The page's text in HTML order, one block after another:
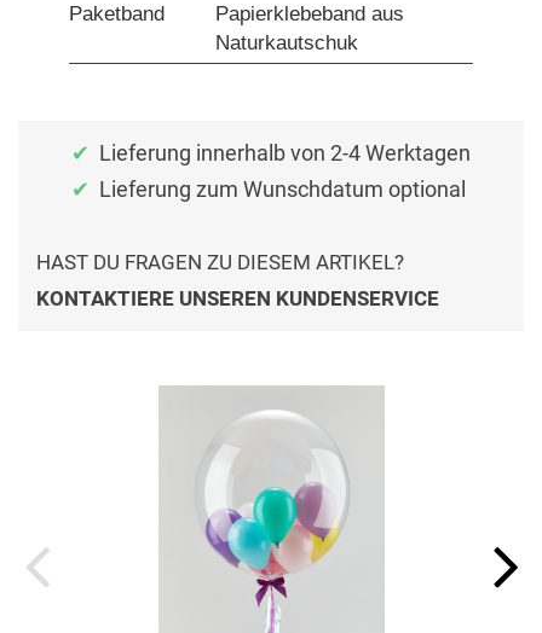
Paketband
Papierklebeband aus
Naturkautschuk
Lieferung innerhalb von 2-4 Werktagen
Lieferung zum Wunschdatum optional
HAST DU FRAGEN ZU DIESEM ARTIKEL?
KONTAKTIERE UNSEREN KUNDENSERVICE